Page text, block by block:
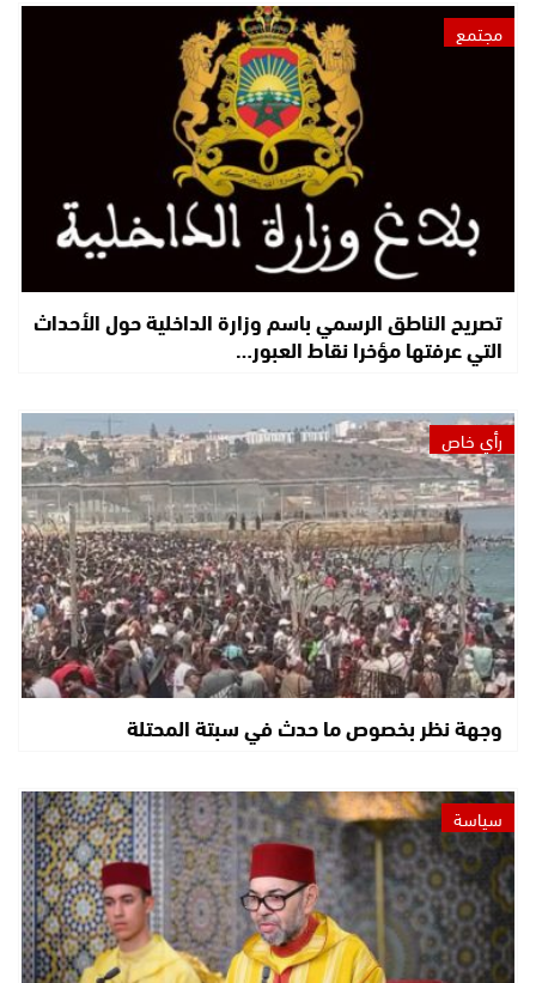
مجتمع
تصريح الناطق الرسمي باسم وزارة الداخلية حول الأحداث
التي عرفتها مؤخرا نقاط العبور…
رأي خاص
وجهة نظر بخصوص ما حدث في سبتة المحتلة
سياسة